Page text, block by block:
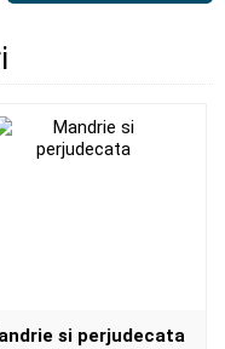
si perjudecata